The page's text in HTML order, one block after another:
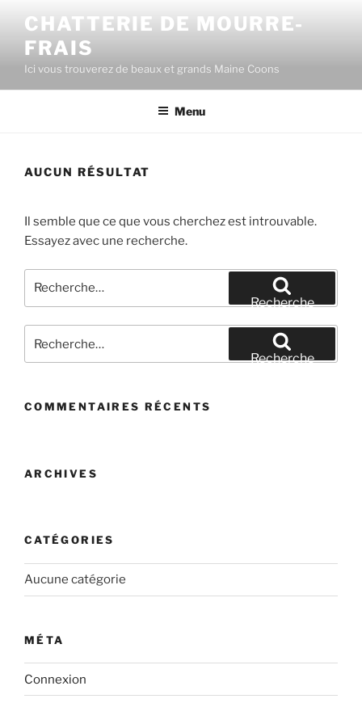
contenu
principal
CHATTERIE DE MOURRE-
FRAIS
Ici vous trouverez de beaux et grands Maine Coons
Menu
AUCUN RÉSULTAT
Il semble que ce que vous cherchez est introuvable.
Essayez avec une recherche.
pour
Recherche
pour
Recherche
COMMENTAIRES RÉCENTS
ARCHIVES
CATÉGORIES
Aucune catégorie
MÉTA
Connexion